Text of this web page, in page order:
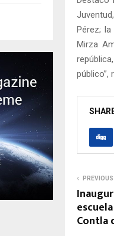
Pérez;
Mirza
público”,
Contla